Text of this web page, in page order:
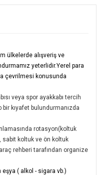
ülkelerde alışveriş ve
yeterlidir.Yerel para
çevrilmesi konusunda
veya spor ayakkabı tercih
bir kıyafet bulundurmanızda
rotasyon(koltuk
sabit koltuk ve ön koltuk
rehberi tarafından organize
eşya ( alkol - sigara vb.)